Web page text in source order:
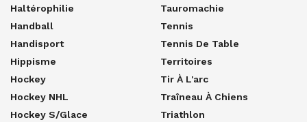
Haltérophilie
Handball
Handisport
Hippisme
Hockey
Hockey NHL
Hockey S/glace
Tauromachie
Tennis
Tennis De Table
Territoires
Tir À L'arc
Traîneau À Chiens
Triathlon